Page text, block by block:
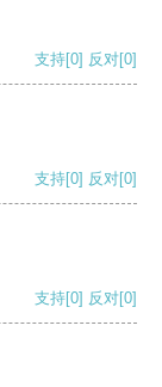
支持[0] 反对[0]
支持[0] 反对[0]
支持[0] 反对[0]